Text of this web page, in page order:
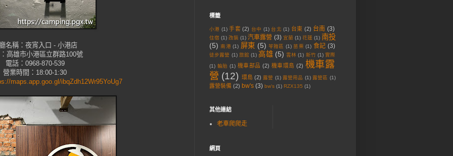
名稱：夜宵入口 - 小港店
高雄市小港區立群路100號
電話：0968-870-539
營業時間：18:00-1:30
maps.app.goo.gl/ibqZdh12Wr95YoUg7
標籤
小港 (1) 手套 (2) 台中 (1) 台北 (1) 台東 (2) 台南 (3)
住宿 (1) 改裝 (1) 汽車露營 (3) 宜蘭 (1) 花蓮 (1) 南投
(5) 南港 (1) 屏東 (5) 苓雅區 (1) 苗栗 (1) 食記 (3)
徒步露營 (1) 旅館 (1) 高雄 (5) 雲林 (1) 新竹 (1) 實際
(1) 輪胎 (1) 機車部品 (2) 機車環島 (2) 機車露
營 (12) 環島 (2) 露營 (1) 露營用品 (1) 露營區 (1)
露營裝備 (2) bw's (3) bw‘s (1) RZX135 (1)
其他連結
老車爬爬走
網頁